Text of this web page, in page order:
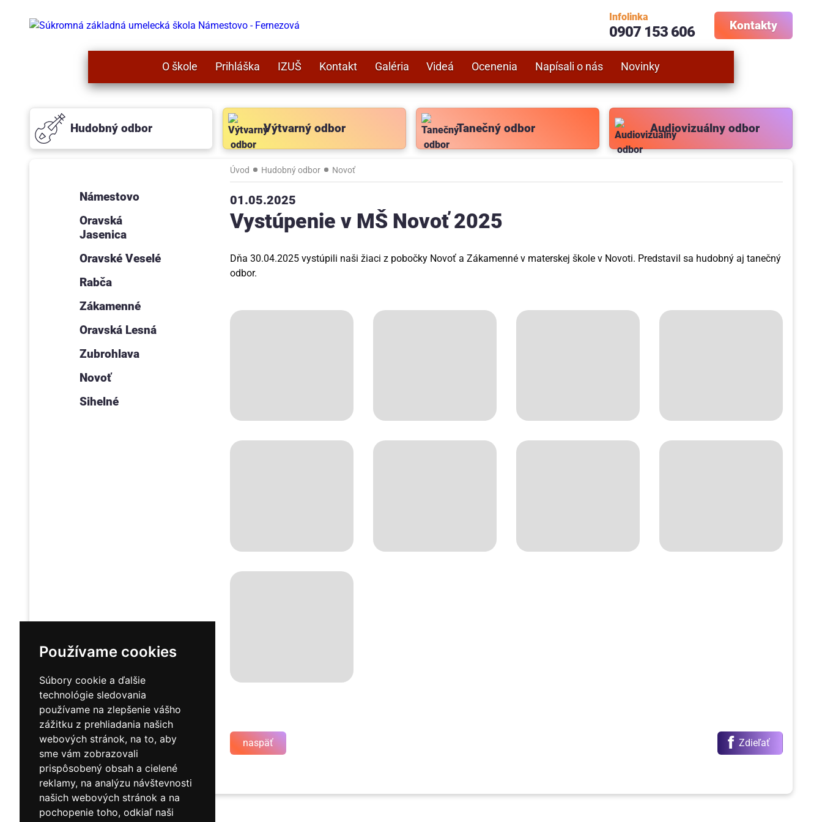
Používame cookies
Súbory cookie a ďalšie
technológie sledovania
používame na zlepšenie vášho
zážitku z prehliadania našich
webových stránok, na to, aby
sme vám zobrazovali
prispôsobený obsah a cielené
reklamy, na analýzu návštevnosti
našich webových stránok a na
pochopenie toho, odkiaľ naši
Infolinka
0907 153 606 Kontakty
O škole Prihláška IZUŠ Kontakt Galéria Videá Ocenenia Napísali o nás Novinky
Hudobný odbor Výtvarný odbor Tanečný odbor Audiovizuálny odbor
Námestovo
Oravská
Jasenica
Oravské Veselé
Rabča
Zákamenné
Oravská Lesná
Zubrohlava
Novoť
Sihelné
Úvod Hudobný odbor Novoť
01.05.2025
Vystúpenie v MŠ Novoť 2025
Dňa 30.04.2025 vystúpili naši žiaci z pobočky Novoť a Zákamenné v materskej škole v Novoti. Predstavil sa hudobný aj tanečný
odbor.
naspäť f Zdieľať